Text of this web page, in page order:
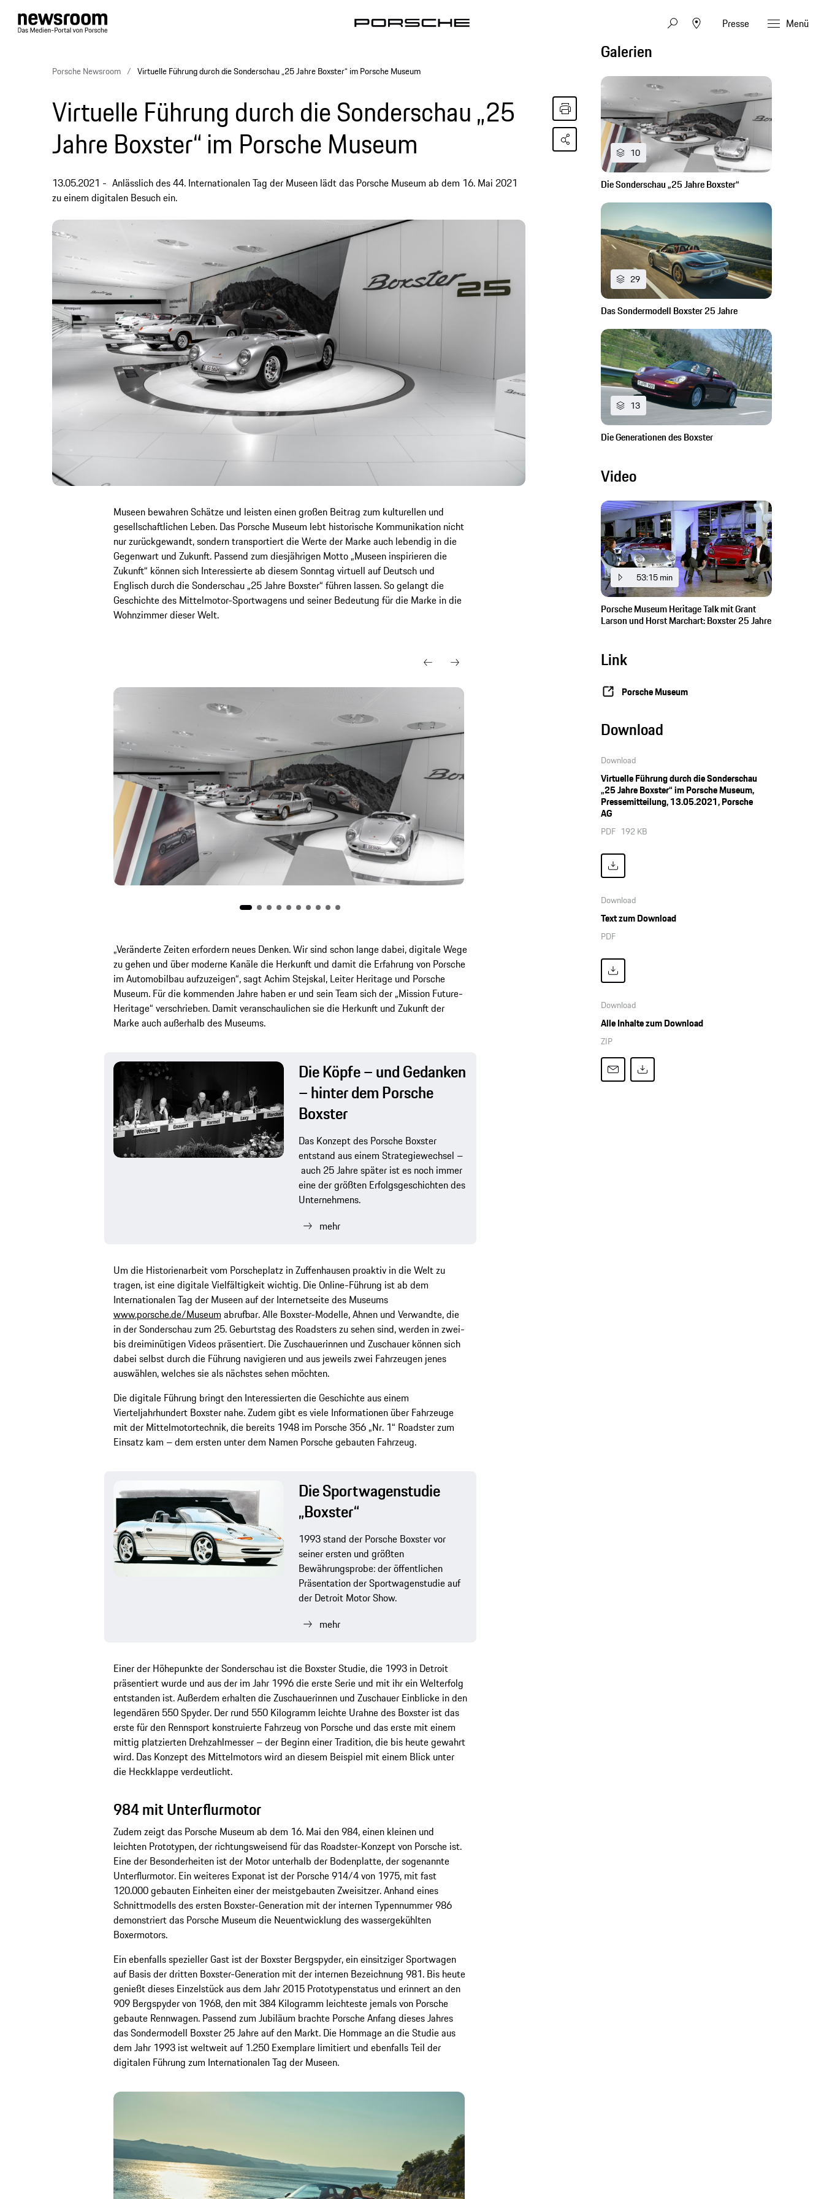
Presse Menü
Porsche Newsroom Virtuelle Führung durch die Sonderschau „25 Jahre Boxster“ im Porsche Museum
Virtuelle Führung durch die Sonderschau „25
Jahre Boxster“ im Porsche Museum
13.05.2021
Anlässlich des 44. Internationalen Tag der Museen lädt das Porsche Museum ab dem 16. Mai 2021
zu einem digitalen Besuch ein.
Museen bewahren Schätze und leisten einen großen Beitrag zum kulturellen und
gesellschaftlichen Leben. Das Porsche Museum lebt historische Kommunikation nicht
nur zurückgewandt, sondern transportiert die Werte der Marke auch lebendig in die
Gegenwart und Zukunft. Passend zum diesjährigen Motto „Museen inspirieren die
Zukunft“ können sich Interessierte ab diesem Sonntag virtuell auf Deutsch und
Englisch durch die Sonderschau „25 Jahre Boxster“ führen lassen. So gelangt die
Geschichte des Mittelmotor-Sportwagens und seiner Bedeutung für die Marke in die
Wohnzimmer dieser Welt.
„Veränderte Zeiten erfordern neues Denken. Wir sind schon lange dabei, digitale Wege
zu gehen und über moderne Kanäle die Herkunft und damit die Erfahrung von Porsche
im Automobilbau aufzuzeigen“, sagt Achim Stejskal, Leiter Heritage und Porsche
Museum. Für die kommenden Jahre haben er und sein Team sich der „Mission Future-
Heritage“ verschrieben. Damit veranschaulichen sie die Herkunft und Zukunft der
Marke auch außerhalb des Museums.
Die Köpfe – und Gedanken
– hinter dem Porsche
Boxster
Das Konzept des Porsche Boxster
entstand aus einem Strategiewechsel –
auch 25 Jahre später ist es noch immer
eine der größten Erfolgsgeschichten des
Unternehmens.
mehr
Um die Historienarbeit vom Porscheplatz in Zuffenhausen proaktiv in die Welt zu
tragen, ist eine digitale Vielfältigkeit wichtig. Die Online-Führung ist ab dem
Internationalen Tag der Museen auf der Internetseite des Museums
www.porsche.de/Museum abrufbar. Alle Boxster-Modelle, Ahnen und Verwandte, die
in der Sonderschau zum 25. Geburtstag des Roadsters zu sehen sind, werden in zwei-
bis dreiminütigen Videos präsentiert. Die Zuschauerinnen und Zuschauer können sich
dabei selbst durch die Führung navigieren und aus jeweils zwei Fahrzeugen jenes
auswählen, welches sie als nächstes sehen möchten.
Die digitale Führung bringt den Interessierten die Geschichte aus einem
Vierteljahrhundert Boxster nahe. Zudem gibt es viele Informationen über Fahrzeuge
mit der Mittelmotortechnik, die bereits 1948 im Porsche 356 „Nr. 1“ Roadster zum
Einsatz kam – dem ersten unter dem Namen Porsche gebauten Fahrzeug.
Die Sportwagenstudie
„Boxster“
1993 stand der Porsche Boxster vor
seiner ersten und größten
Bewährungsprobe: der öffentlichen
Präsentation der Sportwagenstudie auf
der Detroit Motor Show.
mehr
Einer der Höhepunkte der Sonderschau ist die Boxster Studie, die 1993 in Detroit
präsentiert wurde und aus der im Jahr 1996 die erste Serie und mit ihr ein Welterfolg
entstanden ist. Außerdem erhalten die Zuschauerinnen und Zuschauer Einblicke in den
legendären 550 Spyder. Der rund 550 Kilogramm leichte Urahne des Boxster ist das
erste für den Rennsport konstruierte Fahrzeug von Porsche und das erste mit einem
mittig platzierten Drehzahlmesser – der Beginn einer Tradition, die bis heute gewahrt
wird. Das Konzept des Mittelmotors wird an diesem Beispiel mit einem Blick unter
die Heckklappe verdeutlicht.
984 mit Unterflurmotor
Zudem zeigt das Porsche Museum ab dem 16. Mai den 984, einen kleinen und
leichten Prototypen, der richtungsweisend für das Roadster-Konzept von Porsche ist.
Eine der Besonderheiten ist der Motor unterhalb der Bodenplatte, der sogenannte
Unterflurmotor. Ein weiteres Exponat ist der Porsche 914/4 von 1975, mit fast
120.000 gebauten Einheiten einer der meistgebauten Zweisitzer. Anhand eines
Schnittmodells des ersten Boxster-Generation mit der internen Typennummer 986
demonstriert das Porsche Museum die Neuentwicklung des wassergekühlten
Boxermotors.
Ein ebenfalls spezieller Gast ist der Boxster Bergspyder, ein einsitziger Sportwagen
auf Basis der dritten Boxster-Generation mit der internen Bezeichnung 981. Bis heute
genießt dieses Einzelstück aus dem Jahr 2015 Prototypenstatus und erinnert an den
909 Bergspyder von 1968, den mit 384 Kilogramm leichteste jemals von Porsche
gebaute Rennwagen. Passend zum Jubiläum brachte Porsche Anfang dieses Jahres
das Sondermodell Boxster 25 Jahre auf den Markt. Die Hommage an die Studie aus
dem Jahr 1993 ist weltweit auf 1.250 Exemplare limitiert und ebenfalls Teil der
digitalen Führung zum Internationalen Tag der Museen.
Galerien
10
Die Sonderschau „25 Jahre Boxster“
29
Das Sondermodell Boxster 25 Jahre
13
Die Generationen des Boxster
Video
53:15 min
Porsche Museum Heritage Talk mit Grant
Larson und Horst Marchart: Boxster 25 Jahre
Link
Porsche Museum
Download
Download
Virtuelle Führung durch die Sonderschau
„25 Jahre Boxster“ im Porsche Museum,
Pressemitteilung, 13.05.2021, Porsche
AG
PDF 192 KB
Download
Text zum Download
PDF
Download
Alle Inhalte zum Download
ZIP